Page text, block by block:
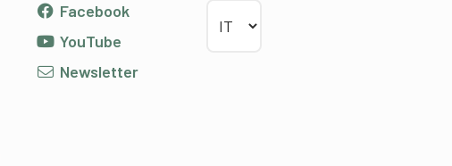
Facebook
YouTube
Newsletter